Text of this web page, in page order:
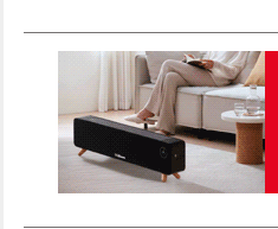
Contacto